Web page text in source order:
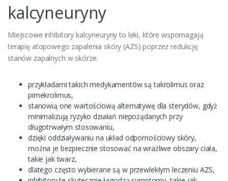
kalcyneuryny
Miejscowe inhibitory kalcyneuryny to leki, które wspomagają
terapię atopowego zapalenia skóry (AZS) poprzez redukcję
stanów zapalnych w skórze.
przykładami takich medykamentów są takrolimus oraz
pimekrolimus,
stanowią one wartościową alternatywę dla sterydów, gdyż
minimalizują ryzyko działań niepożądanych przy
długotrwałym stosowaniu,
dzięki oddziaływaniu na układ odpornościowy skóry,
można je bezpiecznie stosować na wrażliwe obszary ciała,
takie jak twarz,
dlatego często wybierane są w przewlekłym leczeniu AZS,